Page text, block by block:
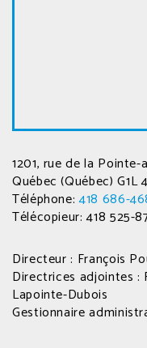
1201, rue de la Pointe-
Québec (Québec) G1L
Téléphone:418 686-
Télécopieur: 418 525-
Directeur : François
Directrices adjointes :
Lapointe-Dubois
Gestionnaire